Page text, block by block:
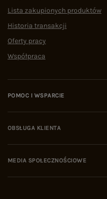
Lista zakupionych produktów
Historia transakcji
Oferty pracy
Współpraca
POMOC I WSPARCIE
OBSŁUGA KLIENTA
MEDIA SPOŁECZNOŚCIOWE